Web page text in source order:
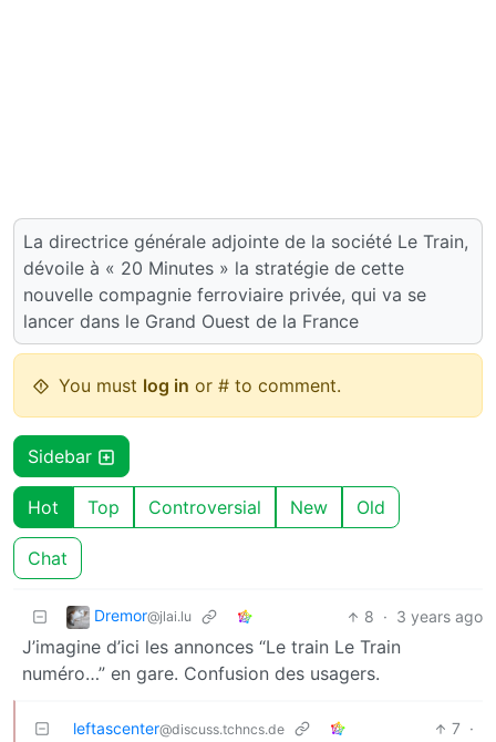
La directrice générale adjointe de la société Le Train,
dévoile à « 20 Minutes » la stratégie de cette
nouvelle compagnie ferroviaire privée, qui va se
lancer dans le Grand Ouest de la France
You must log in or # to comment.
Sidebar
Hot Top Controversial New Old
Chat
Dremor@jlai.lu 8 · 3 years ago
J’imagine d’ici les annonces “Le train Le Train
numéro…” en gare. Confusion des usagers.
leftascenter@discuss.tchncs.de 7 ·